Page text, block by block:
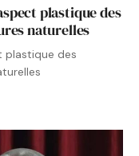
plastique des
naturelles
plastique des